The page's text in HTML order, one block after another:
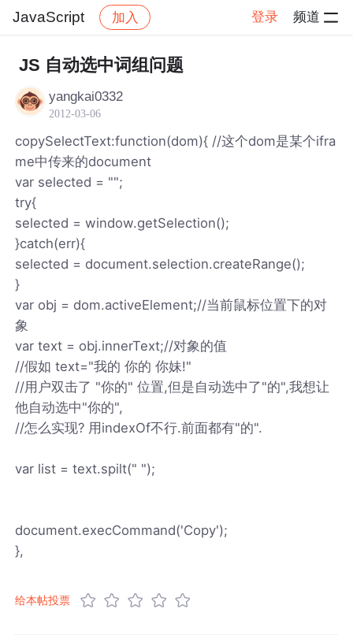
JavaScript 加入 登录 频道
社区 JavaScript 帖子详情
JS 自动选中词组问题
yangkai0332
2012-03-06
copySelectText:function(dom){ //这个dom是某个ifra
me中传来的document
var selected = "";
try{
selected = window.getSelection();
}catch(err){
selected = document.selection.createRange();
}
var obj = dom.activeElement;//当前鼠标位置下的对
象
var text = obj.innerText;//对象的值
//假如 text="我的 你的 你妹!"
//用户双击了 "你的" 位置,但是自动选中了"的",我想让
他自动选中"你的",
//怎么实现? 用indexOf不行.前面都有"的".
var list = text.spilt(" ");
document.execCommand('Copy');
},
给本帖投票